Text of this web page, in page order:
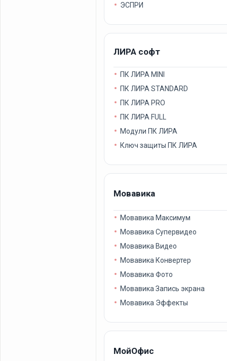
ЭСПРИ
ЛИРА софт
ПК ЛИРА MINI
ПК ЛИРА STANDARD
ПК ЛИРА PRO
ПК ЛИРА FULL
Модули ПК ЛИРА
Ключ защиты ПК ЛИРА
Мовавика
Мовавика Максимум
Мовавика Супервидео
Мовавика Видео
Мовавика Конвертер
Мовавика Фото
Мовавика Запись экрана
Мовавика Эффекты
МойОфис